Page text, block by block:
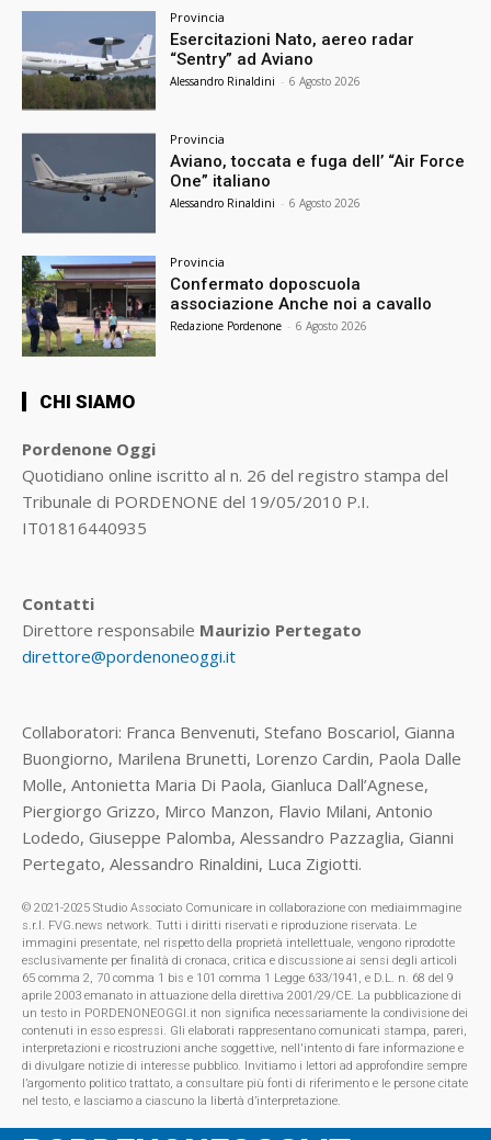
Provincia
Esercitazioni Nato, aereo radar
“Sentry” ad Aviano
Alessandro Rinaldini - 6 Agosto 2026
Provincia
Aviano, toccata e fuga dell’ “Air Force
One” italiano
Alessandro Rinaldini - 6 Agosto 2026
Provincia
Confermato doposcuola
associazione Anche noi a cavallo
Redazione Pordenone - 6 Agosto 2026
CHI SIAMO
Pordenone Oggi
Quotidiano online iscritto al n. 26 del registro stampa del
Tribunale di PORDENONE del 19/05/2010 P.I.
IT01816440935
Contatti
Direttore responsabile Maurizio Pertegato
direttore@pordenoneoggi.it
Collaboratori: Franca Benvenuti, Stefano Boscariol, Gianna
Buongiorno, Marilena Brunetti, Lorenzo Cardin, Paola Dalle
Molle, Antonietta Maria Di Paola, Gianluca Dall’Agnese,
Piergiorgo Grizzo, Mirco Manzon, Flavio Milani, Antonio
Lodedo, Giuseppe Palomba, Alessandro Pazzaglia, Gianni
Pertegato, Alessandro Rinaldini, Luca Zigiotti.
© 2021-2025 Studio Associato Comunicare in collaborazione con mediaimmagine
s.r.l. FVG.news network. Tutti i diritti riservati e riproduzione riservata. Le
immagini presentate, nel rispetto della proprietà intellettuale, vengono riprodotte
esclusivamente per finalità di cronaca, critica e discussione ai sensi degli articoli
65 comma 2, 70 comma 1 bis e 101 comma 1 Legge 633/1941, e D.L. n. 68 del 9
aprile 2003 emanato in attuazione della direttiva 2001/29/CE. La pubblicazione di
un testo in PORDENONEOGGI.it non significa necessariamente la condivisione dei
contenuti in esso espressi. Gli elaborati rappresentano comunicati stampa, pareri,
interpretazioni e ricostruzioni anche soggettive, nell'intento di fare informazione e
di divulgare notizie di interesse pubblico. Invitiamo i lettori ad approfondire sempre
l’argomento politico trattato, a consultare più fonti di riferimento e le persone citate
nel testo, e lasciamo a ciascuno la libertà d’interpretazione.